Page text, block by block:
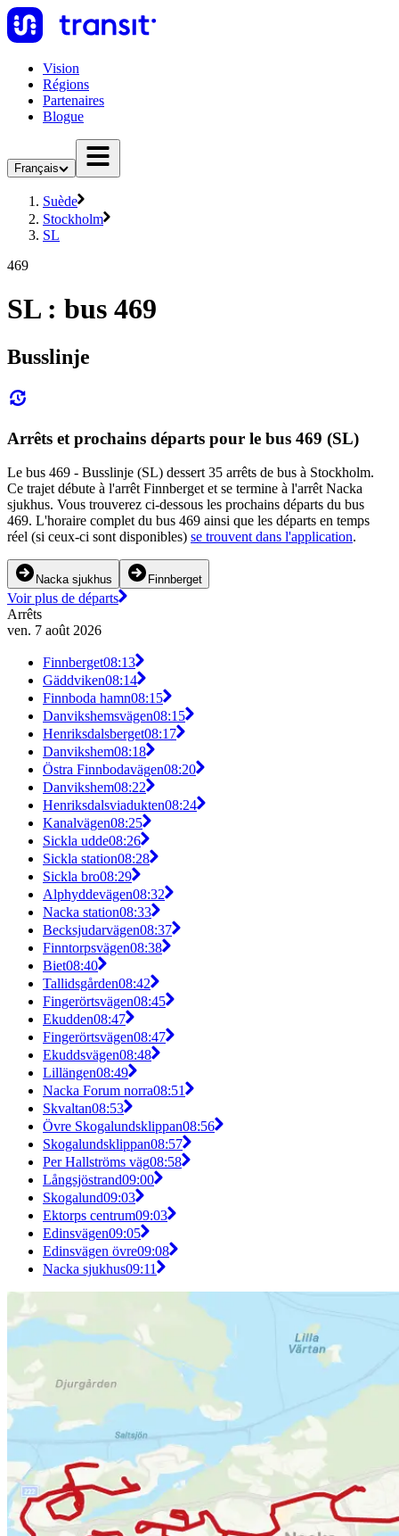
Vision
Régions
Partenaires
Blogue
Français
Suède
Stockholm
SL
469
SL : bus 469
Busslinje
Arrêts et prochains départs pour le bus 469 (SL)
Le bus 469 - Busslinje (SL) dessert 35 arrêts de bus à Stockholm.
Ce trajet débute à l'arrêt Finnberget et se termine à l'arrêt Nacka
sjukhus. Vous trouverez ci-dessous les prochains départs du bus
469. L'horaire complet du bus 469 ainsi que les départs en temps
réel (si ceux-ci sont disponibles) se trouvent dans l'application.
Nacka sjukhus Finnberget
Voir plus de départs
Arrêts
ven. 7 août 2026
Finnberget08:13
Gäddviken08:14
Finnboda hamn08:15
Danvikshemsvägen08:15
Henriksdalsberget08:17
Danvikshem08:18
Östra Finnbodavägen08:20
Danvikshem08:22
Henriksdalsviadukten08:24
Kanalvägen08:25
Sickla udde08:26
Sickla station08:28
Sickla bro08:29
Alphyddevägen08:32
Nacka station08:33
Becksjudarvägen08:37
Finntorpsvägen08:38
Biet08:40
Tallidsgården08:42
Fingerörtsvägen08:45
Ekudden08:47
Fingerörtsvägen08:47
Ekuddsvägen08:48
Lillängen08:49
Nacka Forum norra08:51
Skvaltan08:53
Övre Skogalundsklippan08:56
Skogalundsklippan08:57
Per Hallströms väg08:58
Långsjöstrand09:00
Skogalund09:03
Ektorps centrum09:03
Edinsvägen09:05
Edinsvägen övre09:08
Nacka sjukhus09:11